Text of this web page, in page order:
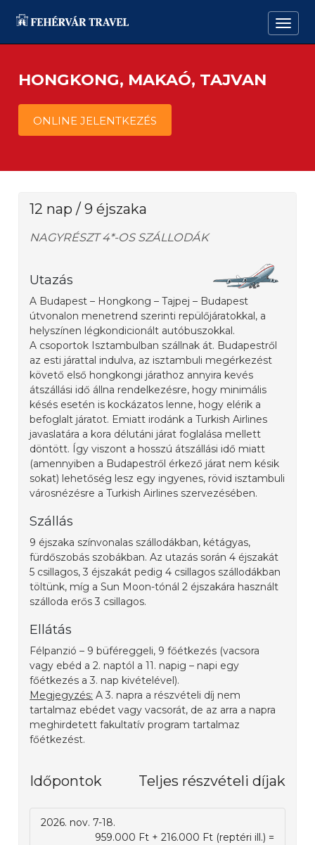
HONGKONG, MAKAÓ, TAJVAN
ONLINE JELENTKEZÉS
12 nap / 9 éjszaka
NAGYRÉSZT 4*-OS SZÁLLODÁK
Utazás
A Budapest – Hongkong – Tajpej – Budapest
útvonalon menetrend szerinti repülőjáratokkal, a
helyszínen légkondicionált autóbuszokkal.
A csoportok Isztambulban szállnak át. Budapestről
az esti járattal indulva, az isztambuli megérkezést
követő első hongkongi járathoz annyira kevés
átszállási idő állna rendelkezésre, hogy minimális
késés esetén is kockázatos lenne, hogy elérik a
befoglalt járatot. Emiatt irodánk a Turkish Airlines
javaslatára a kora délutáni járat foglalása mellett
döntött. Így viszont a hosszú átszállási idő miatt
(amennyiben a Budapestről érkező járat nem késik
sokat) lehetőség lesz egy ingyenes, rövid isztambuli
városnézésre a Turkish Airlines szervezésében.
Szállás
9 éjszaka színvonalas szállodákban, kétágyas,
fürdőszobás szobákban. Az utazás során 4 éjszakát
5 csillagos, 3 éjszakát pedig 4 csillagos szállodákban
töltünk, míg a Sun Moon-tónál 2 éjszakára használt
szálloda erős 3 csillagos.
Ellátás
Félpanzió – 9 büféreggeli, 9 főétkezés (vacsora
vagy ebéd a 2. naptól a 11. napig – napi egy
főétkezés a 3. nap kivételével).
Megjegyzés: A 3. napra a részvételi díj nem
tartalmaz ebédet vagy vacsorát, de az arra a napra
meghirdetett fakultatív program tartalmaz
főétkezést.
Időpontok Teljes részvételi díjak
2026. nov. 7-18.
959.000 Ft + 216.000 Ft (reptéri ill.) =